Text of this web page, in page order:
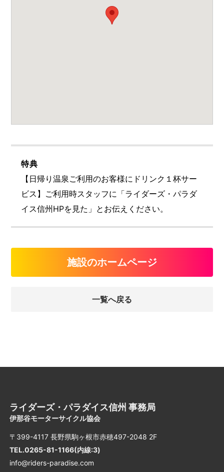
特典
【日帰り温泉ご利用のお客様にドリンク１杯サー
ビス】ご利用時スタッフに「ライダーズ・パラダ
イス信州HPを見た」とお伝えください。
施設のホームページ
一覧へ戻る
ライダーズ・パラダイス信州 事務局
伊那谷モーターサイクル協会
〒399-4117 長野県駒ヶ根市赤穂497-2048 2F
TEL.0265-81-1166(内線:3)
info@riders-paradise.com